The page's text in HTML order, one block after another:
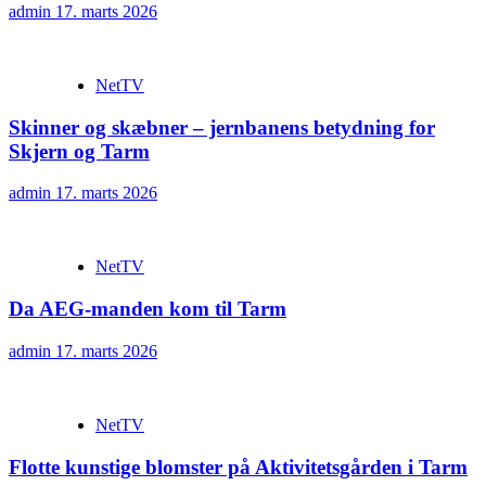
admin 17. marts 2026
NetTV
Skinner og skæbner – jernbanens betydning for
Skjern og Tarm
admin 17. marts 2026
NetTV
Da AEG-manden kom til Tarm
admin 17. marts 2026
NetTV
Flotte kunstige blomster på Aktivitetsgården i Tarm